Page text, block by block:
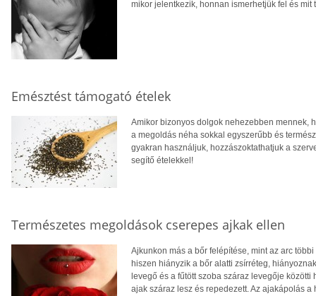
mikor jelentkezik, honnan ismerhetjük fel és
Emésztést támogató ételek
Amikor bizonyos dolgok nehezebben mennek,
a megoldás néha sokkal egyszerűbb és
gyakran használjuk, hozzászoktathatjuk a
segítő ételekkel!
Természetes megoldások cserepes ajkak ellen
Ajkunkon más a bőr felépítése, mint az arc
hiszen hiányzik a bőr alatti zsírréteg,
levegő és a fűtött szoba száraz levegője
ajak száraz lesz és repedezett. Az ajakápolás